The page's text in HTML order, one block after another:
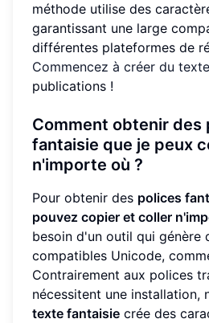
méthode utilise des
garantissant une large
différentes plateformes de
Commencez à créer du
publications !
Comment obtenir des
fantaisie que je peux
n'importe où ?
Pour obtenir des polices
pouvez copier et coller
besoin d'un outil qui génère
compatibles Unicode,
Contrairement aux polices
nécessitent une installation,
texte fantaisie crée des